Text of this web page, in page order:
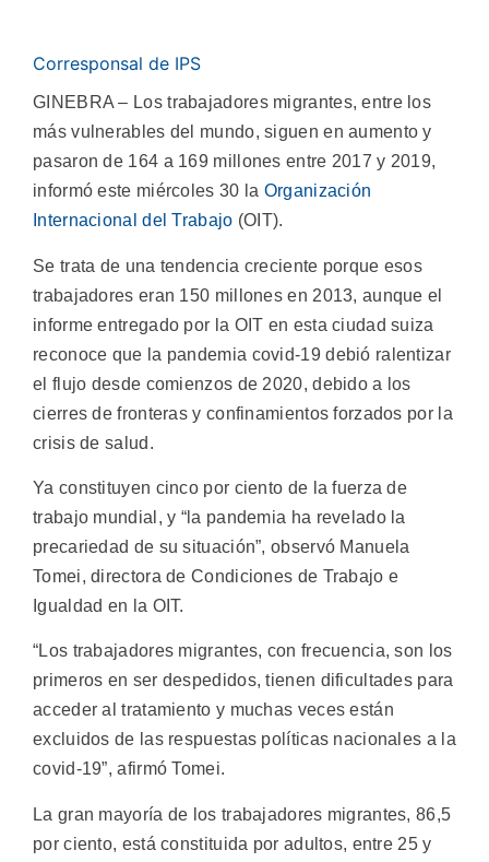
Corresponsal de IPS
GINEBRA – Los trabajadores migrantes, entre los
más vulnerables del mundo, siguen en aumento y
pasaron de 164 a 169 millones entre 2017 y 2019,
informó este miércoles 30 la Organización
Internacional del Trabajo (OIT).
Se trata de una tendencia creciente porque esos
trabajadores eran 150 millones en 2013, aunque el
informe entregado por la OIT en esta ciudad suiza
reconoce que la pandemia covid-19 debió ralentizar
el flujo desde comienzos de 2020, debido a los
cierres de fronteras y confinamientos forzados por la
crisis de salud.
Ya constituyen cinco por ciento de la fuerza de
trabajo mundial, y “la pandemia ha revelado la
precariedad de su situación”, observó Manuela
Tomei, directora de Condiciones de Trabajo e
Igualdad en la OIT.
“Los trabajadores migrantes, con frecuencia, son los
primeros en ser despedidos, tienen dificultades para
acceder al tratamiento y muchas veces están
excluidos de las respuestas políticas nacionales a la
covid-19”, afirmó Tomei.
La gran mayoría de los trabajadores migrantes, 86,5
por ciento, está constituida por adultos, entre 25 y